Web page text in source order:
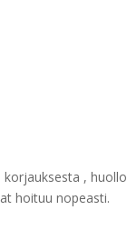
,
hoituu nopeasti.